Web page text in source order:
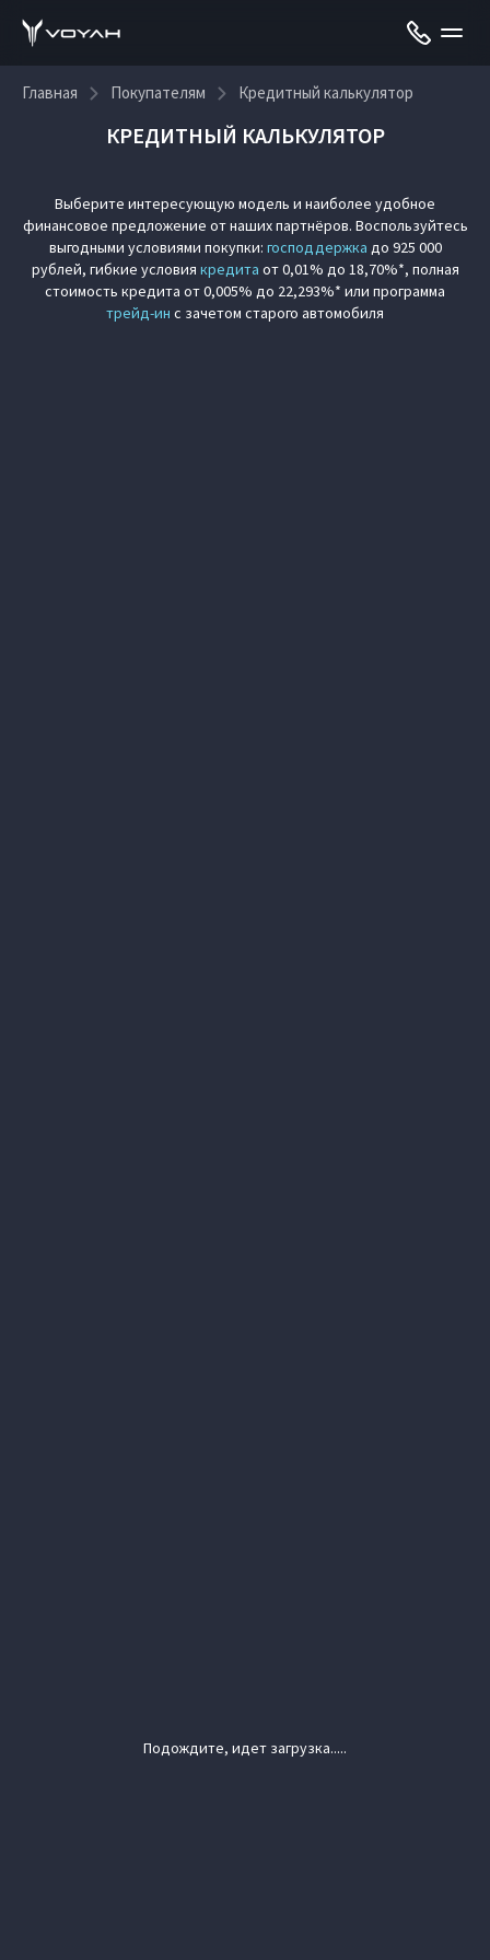
Главная Покупателям Кредитный калькулятор
КРЕДИТНЫЙ КАЛЬКУЛЯТОР
Выберите интересующую модель и наиболее удобное
финансовое предложение от наших партнёров. Воспользуйтесь
выгодными условиями покупки: господдержка до 925 000
рублей, гибкие условия кредита от 0,01% до 18,70%*, полная
стоимость кредита от 0,005% до 22,293%* или программа
трейд-ин с зачетом старого автомобиля
Подождите, идет загрузка.....